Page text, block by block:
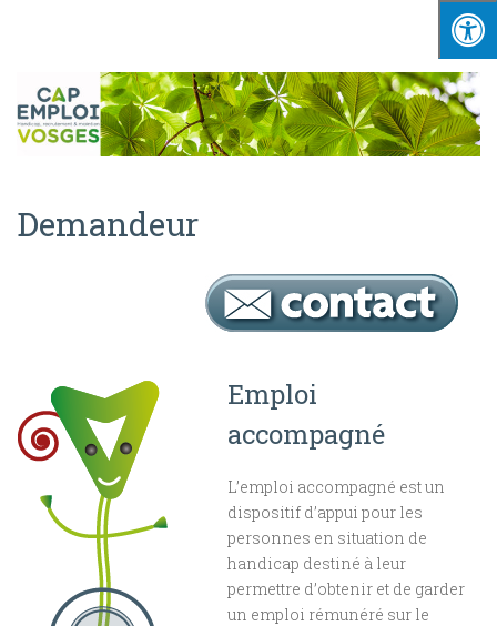
Demandeur
Emploi
accompagné
L’emploi accompagné est un
dispositif d’appui pour les
personnes en situation de
handicap destiné à leur
permettre d’obtenir et de garder
un emploi rémunéré sur le